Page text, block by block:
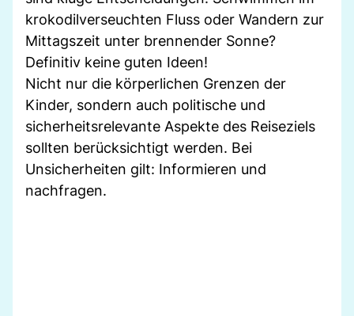
krokodilverseuchten Fluss oder Wandern zur
Mittagszeit unter brennender Sonne?
Definitiv keine guten Ideen!
Nicht nur die körperlichen Grenzen der
Kinder, sondern auch politische und
sicherheitsrelevante Aspekte des Reiseziels
sollten berücksichtigt werden. Bei
Unsicherheiten gilt: Informieren und
nachfragen.